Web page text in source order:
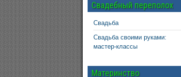
Свадебный переполох
Свадьба
Свадьба своими руками:
мастер-классы
Материнство